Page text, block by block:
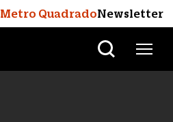
Metro QuadradoNewsletter